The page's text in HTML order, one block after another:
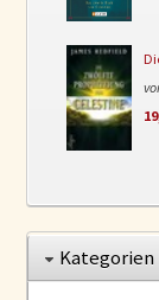
Kategorien